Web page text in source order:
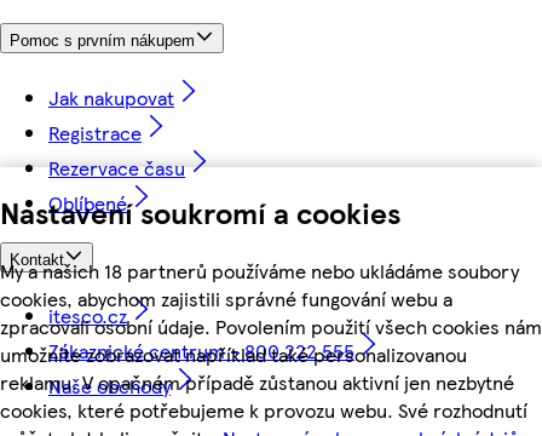
Nastavení soukromí a cookies
My a našich 18 partnerů používáme nebo ukládáme soubory
cookies, abychom zajistili správné fungování webu a
zpracovali osobní údaje. Povolením použití všech cookies nám
umožníte zobrazovat například také personalizovanou
reklamu. V opačném případě zůstanou aktivní jen nezbytné
cookies, které potřebujeme k provozu webu. Své rozhodnutí
Pomoc s prvním nákupem
Jak nakupovat
Registrace
Rezervace času
Oblíbené
Kontakt
itesco.cz
Zákaznické centrum - 800 222 555
Naše obchody